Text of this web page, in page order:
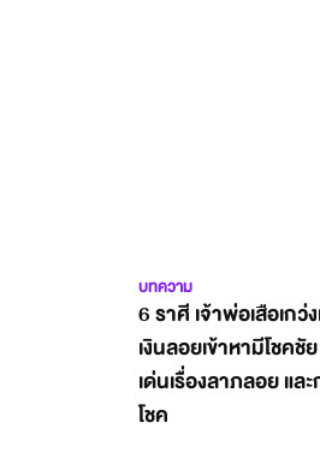
บทความ
6 ราศี เจ้าพ่อเสือเกว่
เงินลอยเข้าหามีโชคชั
เด่นเรื่องลาภลอย และ
โชค